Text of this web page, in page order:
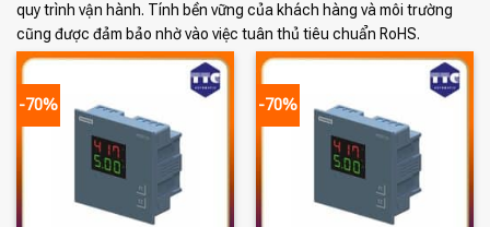
quy trình vận hành. Tính bền vững của khách hàng và môi trường
cũng được đảm bảo nhờ vào việc tuân thủ tiêu chuẩn RoHS.
-70% -70%